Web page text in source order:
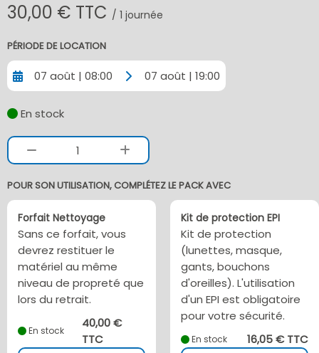
30,00 € TTC / 1 journée
PÉRIODE DE LOCATION
07 août | 08:00 07 août | 19:00
En stock
1
POUR SON UTILISATION, COMPLÉTEZ LE PACK AVEC
Forfait Nettoyage
Sans ce forfait, vous
devrez restituer le
matériel au même
niveau de propreté que
lors du retrait.
En stock
40,00 €
TTC
Kit de protection EPI
Kit de protection
(lunettes, masque,
gants, bouchons
d'oreilles). L'utilisation
d'un EPI est obligatoire
pour votre sécurité.
En stock
16,05 € TTC